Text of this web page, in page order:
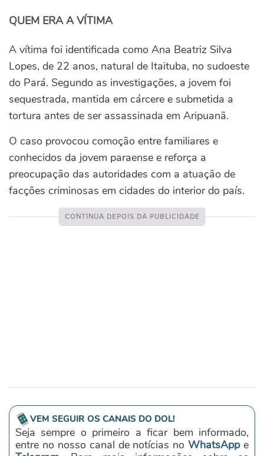
QUEM ERA A VÍTIMA
A vítima foi identificada como Ana Beatriz Silva
Lopes, de 22 anos, natural de Itaituba, no sudoeste
do Pará. Segundo as investigações, a jovem foi
sequestrada, mantida em cárcere e submetida a
tortura antes de ser assassinada em Aripuanã.
O caso provocou comoção entre familiares e
conhecidos da jovem paraense e reforça a
preocupação das autoridades com a atuação de
facções criminosas em cidades do interior do país.
VEM SEGUIR OS CANAIS DO DOL!
Seja sempre o primeiro a ficar bem informado,
entre no nosso canal de notícias noWhatsAppe